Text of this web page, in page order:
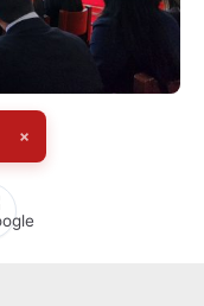
×